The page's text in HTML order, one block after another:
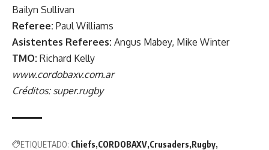
Bailyn Sullivan
Referee: Paul Williams
Asistentes Referees: Angus Mabey, Mike Winter
TMO: Richard Kelly
www.cordobaxv.com.ar
Créditos: super.rugby
ETIQUETADO: Chiefs CORDOBAXV Crusaders Rugby